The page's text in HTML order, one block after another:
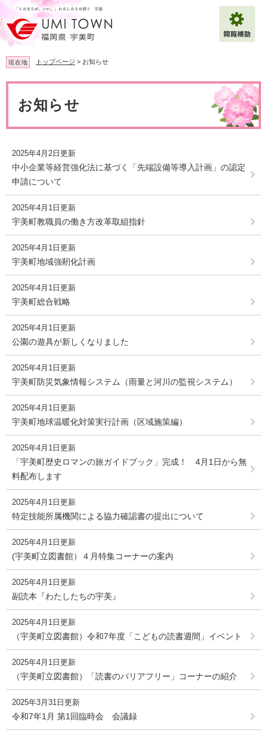
ー
ジ
の
先
頭
で
ニ
ュ
ー
を
飛
ば
文
現在地 トップページ > お知らせ
お知らせ
2025年4月2日更新
中小企業等経営強化法に基づく「先端設備等導入計画」の認定
申請について
2025年4月1日更新
宇美町教職員の働き方改革取組指針
2025年4月1日更新
宇美町地域強靭化計画
2025年4月1日更新
宇美町総合戦略
2025年4月1日更新
公園の遊具が新しくなりました
2025年4月1日更新
宇美町防災気象情報システム（雨量と河川の監視システム）
2025年4月1日更新
宇美町地球温暖化対策実行計画（区域施策編）
2025年4月1日更新
「宇美町歴史ロマンの旅ガイドブック」完成！ 4月1日から無
料配布します
2025年4月1日更新
特定技能所属機関による協力確認書の提出について
2025年4月1日更新
(宇美町立図書館）４月特集コーナーの案内
2025年4月1日更新
副読本『わたしたちの宇美』
2025年4月1日更新
（宇美町立図書館）令和7年度「こどもの読書週間」イベント
2025年4月1日更新
（宇美町立図書館）「読書のバリアフリー」コーナーの紹介
2025年3月31日更新
令和7年1月 第1回臨時会 会議録